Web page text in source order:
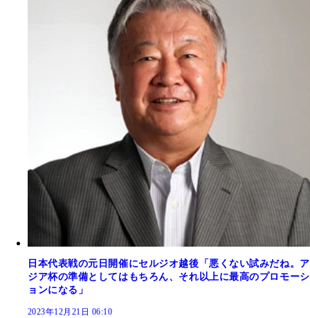
日本代表戦の元日開催にセルジオ越後「悪くない試みだね。ア
ジア杯の準備としてはもちろん、それ以上に最高のプロモーシ
ョンになる」
2023年12月21日 06:10